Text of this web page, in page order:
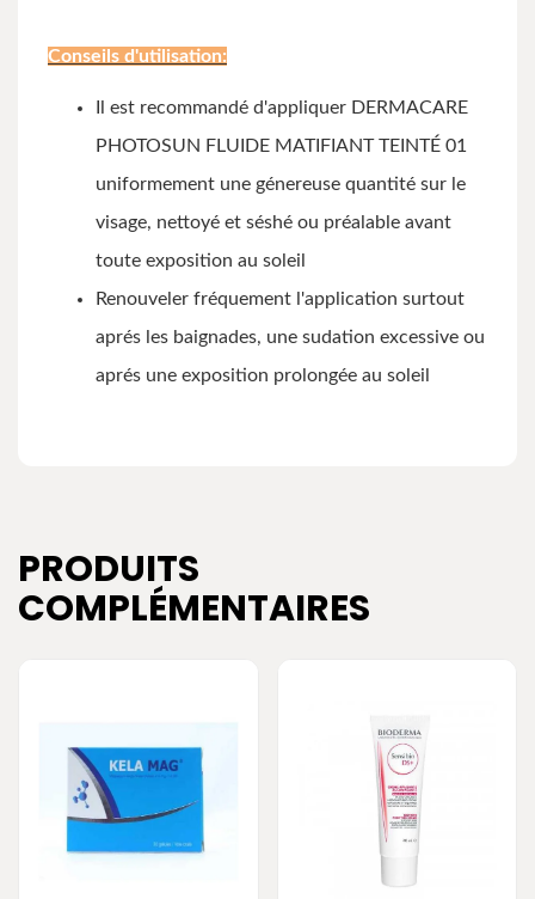
Conseils d'utilisation:
Il est recommandé d'appliquer DERMACARE
PHOTOSUN FLUIDE MATIFIANT TEINTÉ 01
uniformement une génereuse quantité sur le
visage, nettoyé et séshé ou préalable avant
toute exposition au soleil
Renouveler fréquement l'application surtout
aprés les baignades, une sudation excessive ou
aprés une exposition prolongée au soleil
PRODUITS
COMPLÉMENTAIRES